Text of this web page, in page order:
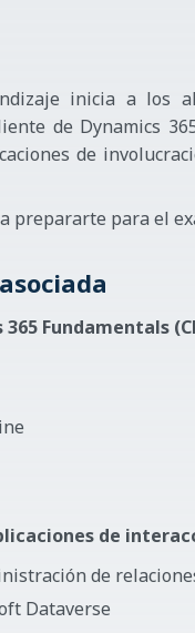
inicia a los
de Dynamics
de
prepararte para el
365 Fundamentals
de
de
Dataverse